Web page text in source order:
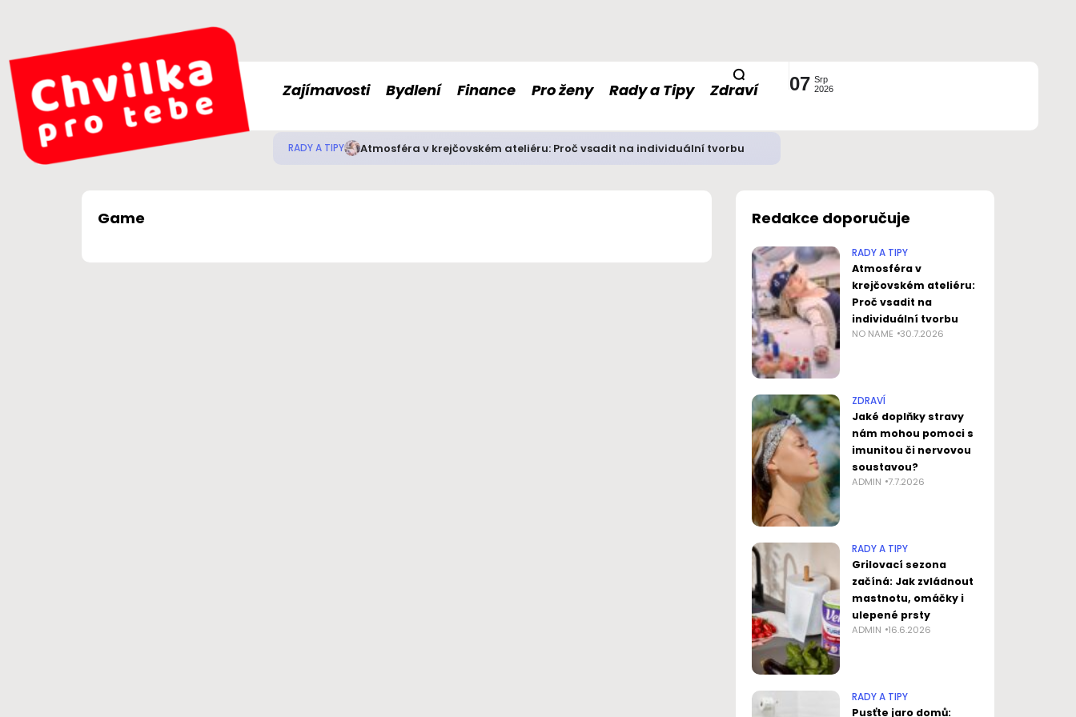
Zajímavosti Bydlení Finance Pro ženy Rady a Tipy Zdraví 07 Srp
2026
RADY A TIPY Atmosféra v krejčovském ateliéru: Proč vsadit na individuální tvorbu
Game Redakce doporučuje
RADY A TIPY
Atmosféra v
krejčovském ateliéru:
Proč vsadit na
individuální tvorbu
NO NAME 30.7.2026
ZDRAVÍ
Jaké doplňky stravy
nám mohou pomoci s
imunitou či nervovou
soustavou?
ADMIN 7.7.2026
RADY A TIPY
Grilovací sezona
začíná: Jak zvládnout
mastnotu, omáčky i
ulepené prsty
ADMIN 16.6.2026
RADY A TIPY
Pusťte jaro domů: